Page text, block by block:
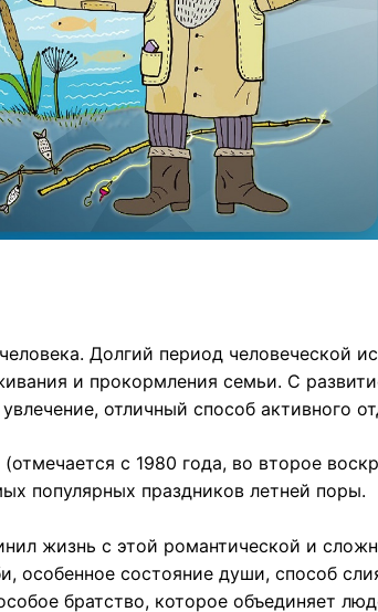
Долгий период человеческой
и прокормления семьи. С
отличный способ активного
с 1980 года, во второе
популярных праздников летней поры.
жизнь с этой романтической и
особенное состояние души, способ
братство, которое объединяет